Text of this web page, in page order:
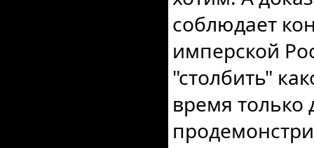
соблюдает
имперской
"столбить"
время только